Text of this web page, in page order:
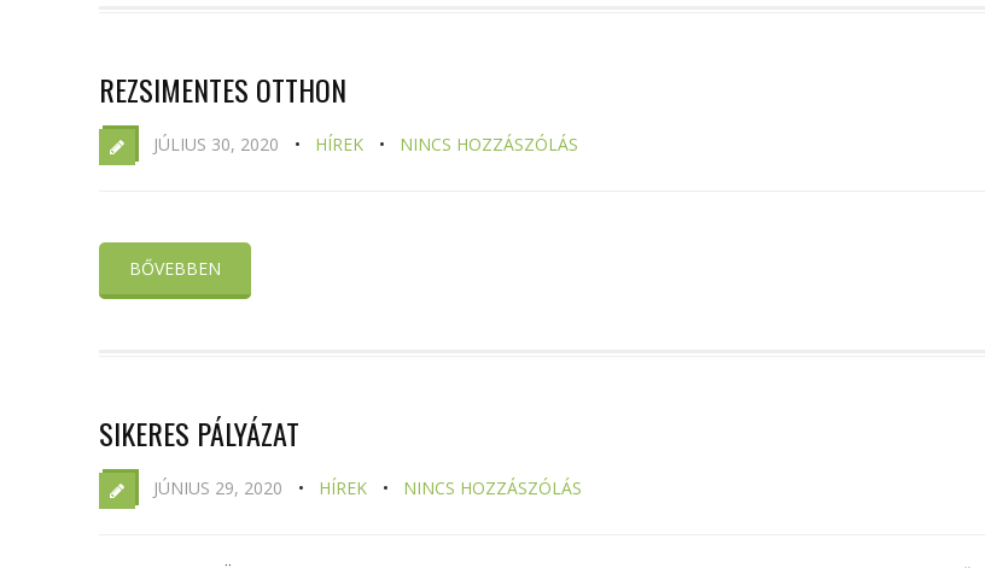
REZSIMENTES OTTHON
JÚLIUS 30, 2020 HÍREK NINCS HOZZÁSZÓLÁS
BŐVEBBEN
SIKERES PÁLYÁZAT
JÚNIUS 29, 2020 HÍREK NINCS HOZZÁSZÓLÁS